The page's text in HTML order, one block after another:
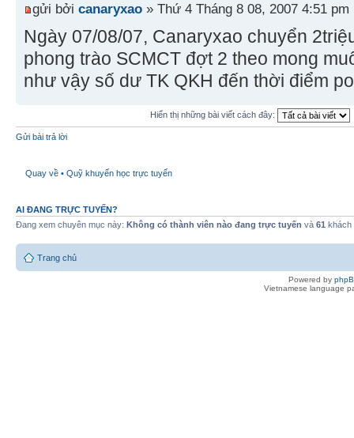
gửi bởi canaryxao » Thứ 4 Tháng 8 08, 2007 4:51 pm
Ngày 07/08/07, Canaryxao chuyển
phong trào SCMCT đợt 2 theo mong
như vậy số dư TK QKH đến thời điểm
Hiển thị những bài viết cách đây:
Gửi bài trả lời
Quay về • Quỹ khuyến học trực tuyến
AI ĐANG TRỰC TUYẾN?
Đang xem chuyên mục này: Không có thành viên nào đang trực tuyến và 61 khách
Trang chủ
Powered by
Vietnamese language